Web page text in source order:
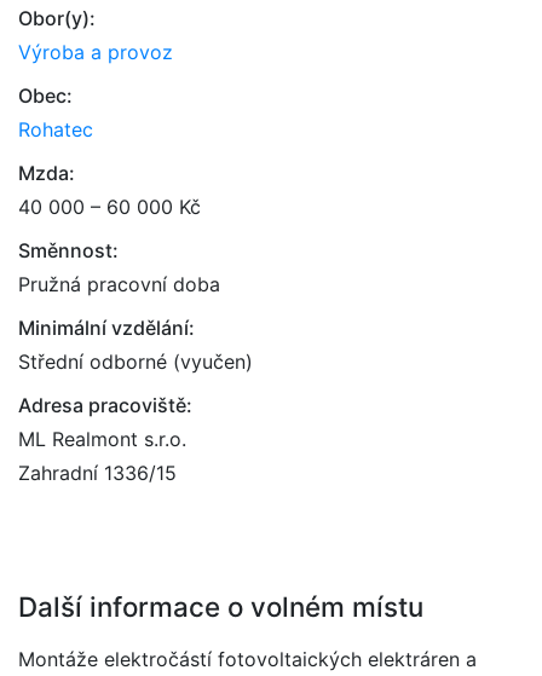
Obor(y):
Výroba a provoz
Obec:
Rohatec
Mzda:
40 000 – 60 000 Kč
Směnnost:
Pružná pracovní doba
Minimální vzdělání:
Střední odborné (vyučen)
Adresa pracoviště:
ML Realmont s.r.o.
Zahradní 1336/15
Další informace o volném místu
Montáže elektročástí fotovoltaických elektráren a